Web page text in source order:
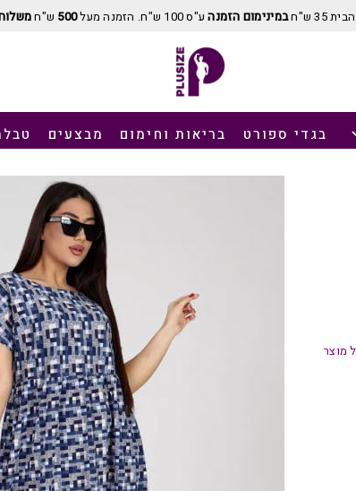
35 ש"ח במינימום הזמנהע"ס 100 ש"ח. הזמנה מעל 500 ש"ח
בגדי ספורט בריאות וחימום מבצעים
מוצר